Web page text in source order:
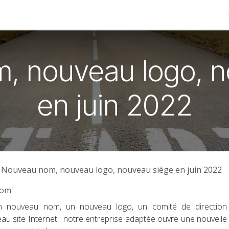
nouveau logo,
en juin 2022
Nouveau nom, nouveau logo, nouveau siège en juin 2022
nouveau nom, un nouveau logo, un comité de direction
site Internet : notre entreprise adaptée ouvre une nouvelle